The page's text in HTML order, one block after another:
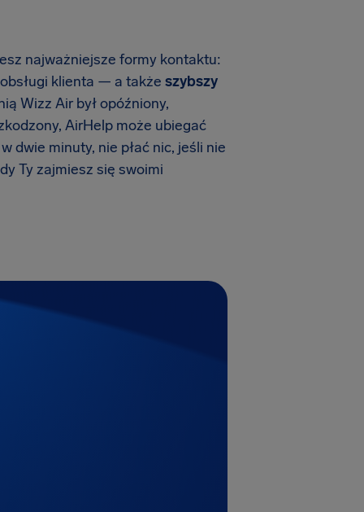
najważniejsze formy kontaktu:
klienta — a także szybszy
Wizz Air był opóźniony,
AirHelp może ubiegać
dwie minuty, nie płać nic, jeśli nie
Ty zajmiesz się swoimi